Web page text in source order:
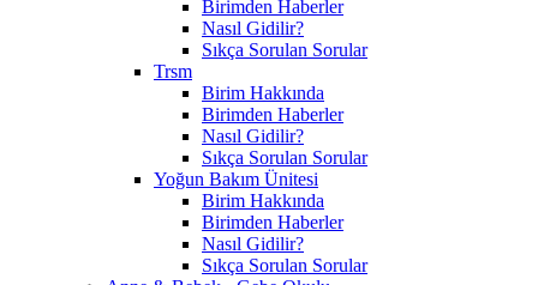
Birimden Haberler
Nasıl Gidilir?
Sıkça Sorulan Sorular
Trsm
Birim Hakkında
Birimden Haberler
Nasıl Gidilir?
Sıkça Sorulan Sorular
Yoğun Bakım Ünitesi
Birim Hakkında
Birimden Haberler
Nasıl Gidilir?
Sıkça Sorulan Sorular